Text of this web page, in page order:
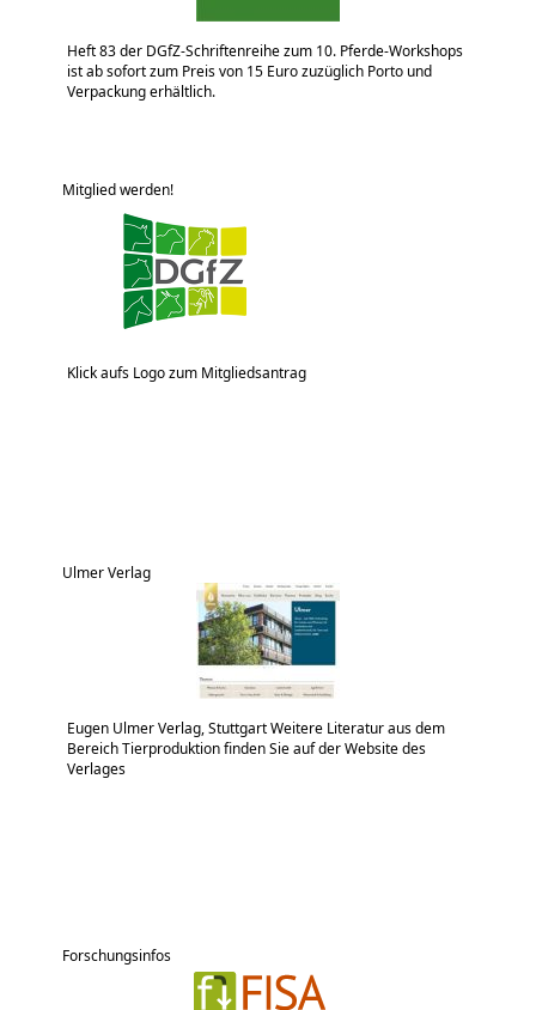
Heft 83 der DGfZ-Schriftenreihe zum 10. Pferde-Workshops
ist ab sofort zum Preis von 15 Euro zuzüglich Porto und
Verpackung erhältlich.
Mitglied werden!
Klick aufs Logo zum Mitgliedsantrag
Ulmer Verlag
Eugen Ulmer Verlag, Stuttgart Weitere Literatur aus dem
Bereich Tierproduktion finden Sie auf der Website des
Verlages
Forschungsinfos